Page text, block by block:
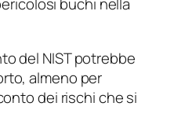
buchi nella
del NIST potrebbe
almeno per
dei rischi che si